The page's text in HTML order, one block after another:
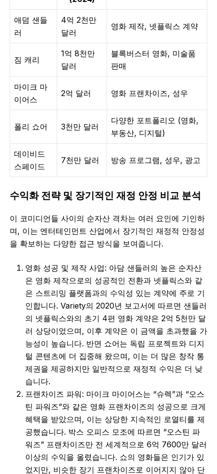
애덤 샌들
러
4억 2천만
달러
영화 제작, 넷플릭스 계약
짐 캐리
1억 8천만
달러
블록버스터 영화, 미술품
판매
마이크 마
이어스
2억 달러 영화 프랜차이즈, 성우
폴리 쇼어 3천만 달러
다양한 포트폴리오 (영화,
부동산, 디지털)
데이비드
스페이드
7천만 달러 방송 프로그램, 성우, 광고
수익화 전략 및 장기적인 재정 안정 비교 분석
이 코미디언들 사이의 순자산 격차는 여러 요인에 기인하
며, 이는 엔터테인먼트 산업에서 장기적인 재정적 안정성
을 확보하는 다양한 접근 방식을 보여줍니다.
영화 성공 및 제작 사업: 아담 샌들러의 높은 순자산
은 영화 제작으로의 성공적인 전환과 넷플릭스와 같
은 스트리밍 플랫폼과의 수익성 있는 계약에 주로 기
인합니다. Variety의 2020년 보고서에 따르면 샌들러
의 넷플릭스와의 초기 4편 영화 계약은 2억 5천만 달
러 상당이었으며, 이후 계약은 이 금액을 초과했을 가
능성이 높습니다. 반면 쇼어는 독립 프로젝트와 디지
털 콘텐츠에 더 집중해 왔으며, 이는 더 많은 창작 통
제권을 제공하지만 일반적으로 재정적 수익은 더 낮
습니다.
프랜차이즈 파워: 마이크 마이어스는 “슈렉”과 “오스
틴 파워즈”와 같은 영화 프랜차이즈의 성공으로 크게
혜택을 받았으며, 이는 상당한 지속적인 로열티를 제
공했습니다. 박스 오피스 모조에 따르면 “오스틴 파
워즈” 프랜차이즈만 전 세계적으로 6억 7600만 달러
이상의 수익을 올렸습니다. 쇼의 영화들은 인기가 있
었지만, 비슷한 장기 프랜차이즈로 이어지지 않아 단